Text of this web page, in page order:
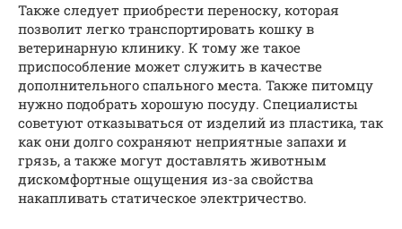
Также следует приобрести переноску, которая
позволит легко транспортировать кошку в
ветеринарную клинику. К тому же такое
приспособление может служить в качестве
дополнительного спального места. Также питомцу
нужно подобрать хорошую посуду. Специалисты
советуют отказываться от изделий из пластика, так
как они долго сохраняют неприятные запахи и
грязь, а также могут доставлять животным
дискомфортные ощущения из-за свойства
накапливать статическое электричество.